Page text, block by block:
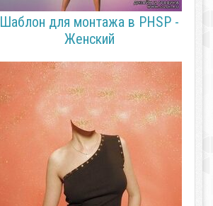
Шаблон для монтажа в PHSP -
Женский